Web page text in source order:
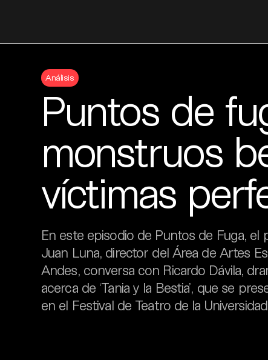
Análisis
Puntos de
monstruos
víctimas
En este episodio de Puntos de Fuga,
Juan Luna, director del Área de Artes
Andes, conversa con Ricardo Dávila,
acerca de ‘Tania y la Bestia’, que se
en el Festival de Teatro de la